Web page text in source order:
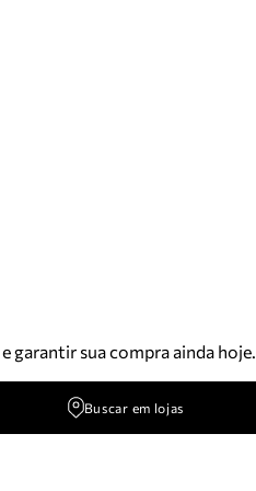
e garantir sua compra ainda hoje.
Buscar em lojas